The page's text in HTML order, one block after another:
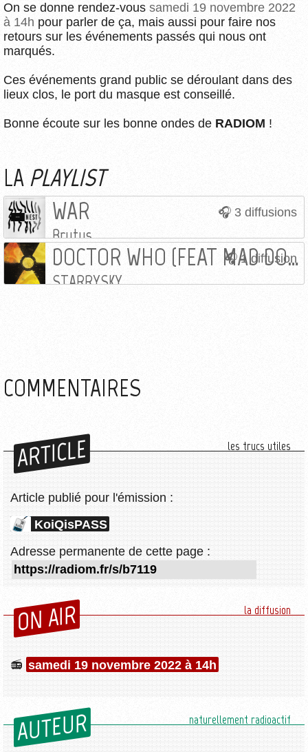
On se donne rendez-vous samedi 19 novembre 2022
à 14h pour parler de ça, mais aussi pour faire nos
retours sur les événements passés qui nous ont
marqués.
Ces événements grand public se déroulant dans des
lieux clos, le port du masque est conseillé.
Bonne écoute sur les bonne ondes de RADIOM !
LA PLAYLIST
3 diffusions
WAR
Brutus
1 diffusion
DOCTOR WHO (FEAT MAD DOG & ALEX MCFLY NLO)
STARRYSKY
COMMENTAIRES
ARTICLE les trucs utiles
Article publié pour l'émission :
KoiQisPASS
Adresse permanente de cette page :
ON AIR la diffusion
samedi 19 novembre 2022 à 14h
AUTEUR naturellement radioactif